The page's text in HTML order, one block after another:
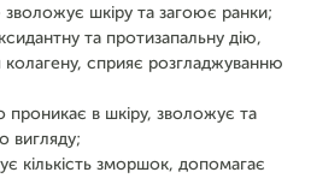
зволожує шкіру та загоює ранки;
та протизапальну дію,
сприяє розгладжуванню
проникає в шкіру, зволожує та
вигляду;
кількість зморшок, допомагає